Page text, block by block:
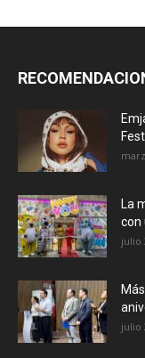
La
con
julio
julio